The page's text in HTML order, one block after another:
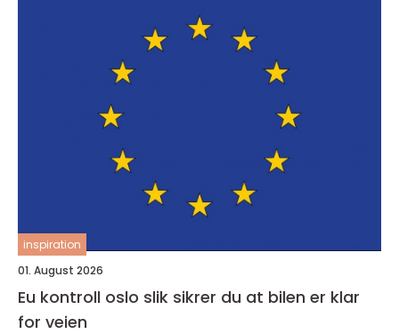
inspiration
01. August 2026
Eu kontroll oslo slik sikrer du at bilen er klar
for veien